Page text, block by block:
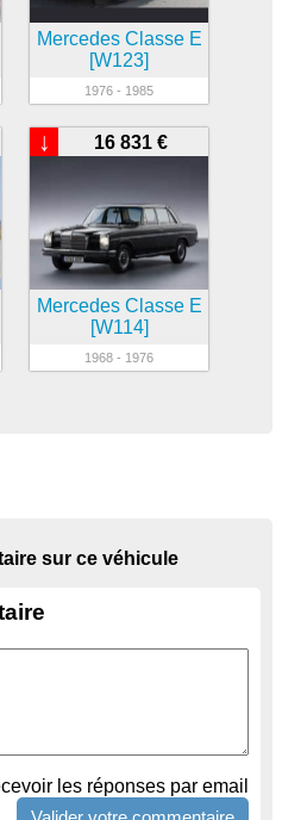
Mercedes Classe E
[W123]
1976 - 1985
16 831 €
↓
Mercedes Classe E
[W114]
1968 - 1976
sur ce véhicule
les réponses par email